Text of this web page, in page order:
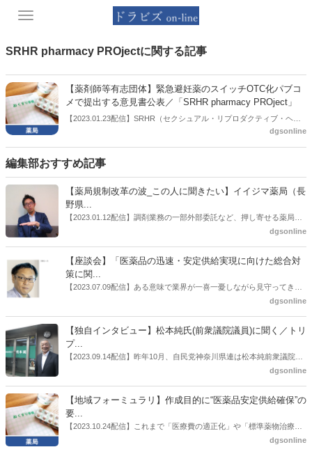
Toggle
SRHR pharmacy PROjectに関する記事
【薬剤師等有志団体】緊急避妊薬のスイッチOTC化パブコ
メで提出する意見書公表／「SRHR pharmacy PROject」
【2023.01.23配信】SRHR（セクシュアル・リプロダクティブ・ヘル
ス／ライツ：性と生殖に関する健康と権利）について知り、薬剤師等
団法人SRHR pharmacy PROject」はこのほど、厚労省が開始してい
る緊急避妊薬のスイッチOTC化のパブコメに提出する意見書の内容を
まで。市民団体などによるパブコメ提出への呼びかけなどが活発化し
ている。
dgsonline
編集部おすすめ記事
【薬局規制改革の波_この人に聞きたい】イイジマ薬局（長
野県...
【2023.01.12配信】調剤業務の一部外部委託など、押し寄せる薬局業
界への規制改革の波。この規制改革の波を薬局業界はどう受け止めた
はないだろうか。本紙ではこうした問題について、厚労省「薬局薬剤
師の業務及び薬局の機能に関するワーキンググループ」に参考人とし
ても出席していたイイジマ薬局（長野県上田市）開設者である飯島裕
dgsonline
【座談会】「医薬品の迅速・安定供給実現に向けた総合対
策に関...
【2023.07.09配信】ある意味で業界が一喜一憂しながら見守ってきた
厚労省「医薬品の迅速・安定供給実現に向けた総合対策に関する有識
書がとりまとめられた。ドラビズon-lineでは検討会を総括する目的で
厚労省医政局医薬産業振興・医療情報企画課長（医薬産業振興・医療
情報企画課セルフケア・セルフメディケーション推進室長併任）安藤
公一氏や青山学院大学名誉教授の三村優美子氏、 日本保険薬局協会医
dgsonline
【独自インタビュー】松本純氏(前衆議院議員)に聞く／トリ
プ...
【2023.09.14配信】昨年10月、自民党神奈川県連は松本純前衆議院議
員を「自民党神奈川1区」（横浜市中区・磯子区・金沢区）の支部長
候補の前提となるもの。薬剤師に関わる政策に広く・深く関わってき
た同氏の復活に向けた薬剤師業界の期待には熱いものがある。不透明
感の払拭できない医療・介護・障害者サービスのトリプル改定等へ
の、薬剤師業界の強い危機感の裏返しといってもいいだろう。本稿で
dgsonline
【地域フォーミュラリ】作成目的に“医薬品安定供給確保”の
要...
【2023.10.24配信】これまで「医療費の適正化」や「標準薬物治療の
推進」などが目的とされることが多かった地域フォーミュラリの作
dgsonline